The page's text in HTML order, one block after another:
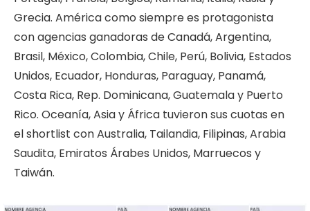
Grecia. América como siempre es protagonista
con agencias ganadoras de Canadá, Argentina,
Brasil, México, Colombia, Chile, Perú, Bolivia, Estados
Unidos, Ecuador, Honduras, Paraguay, Panamá,
Costa Rica, Rep. Dominicana, Guatemala y Puerto
Rico. Oceanía, Asia y África tuvieron sus cuotas en
el shortlist con Australia, Tailandia, Filipinas, Arabia
Saudita, Emiratos Árabes Unidos, Marruecos y
Taiwán.